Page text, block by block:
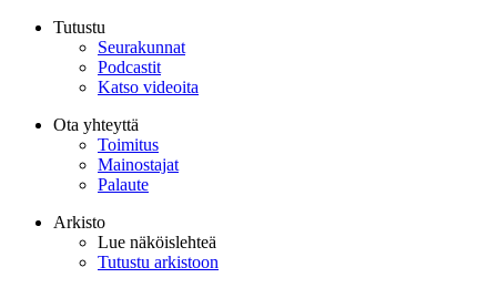
Tutustu
Seurakunnat
Podcastit
Katso videoita
Ota yhteyttä
Toimitus
Mainostajat
Palaute
Arkisto
Lue näköislehteä
Tutustu arkistoon